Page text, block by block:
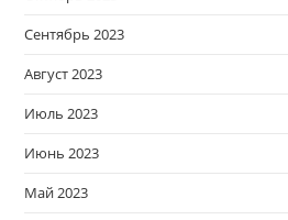
Сентябрь 2023
Август 2023
Июль 2023
Июнь 2023
Май 2023